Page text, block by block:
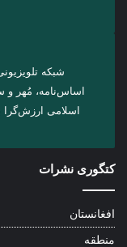
شبکه
اساس‌نامه، مُهر
اسلامی
کتگوری نشرات
افغانستان
منطقه